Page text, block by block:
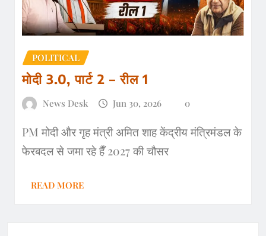
POLITICAL
मोदी 3.0, पार्ट 2 – रील 1
News Desk Jun 30, 2026 0
PM मोदी और गृह मंत्री अमित शाह केंद्रीय मंत्रिमंडल के
फेरबदल से जमा रहे हैँ 2027 की चौसर
READ MORE